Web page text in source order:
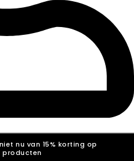
nu van 15% korting op